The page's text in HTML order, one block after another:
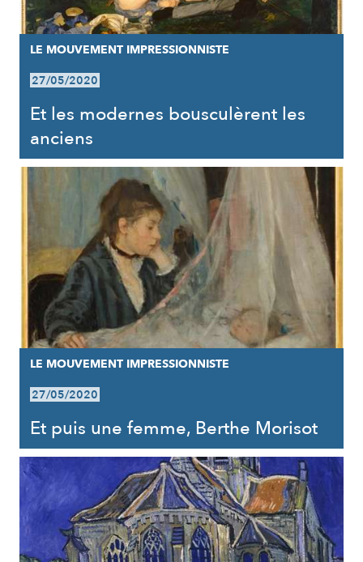
LE MOUVEMENT IMPRESSIONNISTE
27/05/2020
Et les modernes bousculèrent les
anciens
LE MOUVEMENT IMPRESSIONNISTE
27/05/2020
Et puis une femme, Berthe Morisot